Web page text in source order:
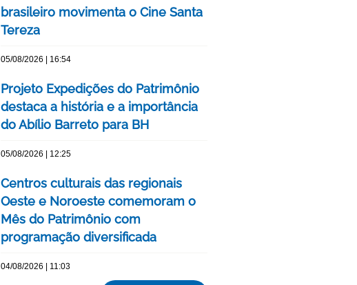
brasileiro movimenta o Cine Santa
Tereza
05/08/2026 | 16:54
Projeto Expedições do Patrimônio
destaca a história e a importância
do Abílio Barreto para BH
05/08/2026 | 12:25
Centros culturais das regionais
Oeste e Noroeste comemoram o
Mês do Patrimônio com
programação diversificada
04/08/2026 | 11:03